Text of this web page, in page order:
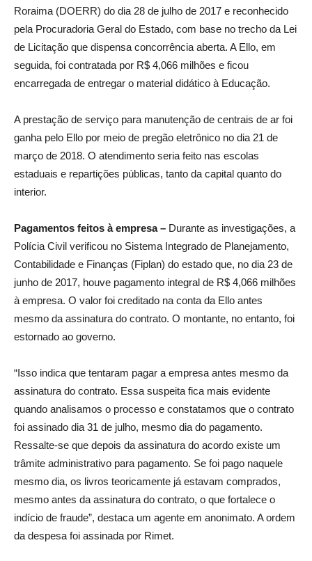
Roraima (DOERR) do dia 28 de julho de 2017 e reconhecido
pela Procuradoria Geral do Estado, com base no trecho da Lei
de Licitação que dispensa concorrência aberta. A Ello, em
seguida, foi contratada por R$ 4,066 milhões e ficou
encarregada de entregar o material didático à Educação.
A prestação de serviço para manutenção de centrais de ar foi
ganha pelo Ello por meio de pregão eletrônico no dia 21 de
março de 2018. O atendimento seria feito nas escolas
estaduais e repartições públicas, tanto da capital quanto do
interior.
Pagamentos feitos à empresa – Durante as investigações, a
Polícia Civil verificou no Sistema Integrado de Planejamento,
Contabilidade e Finanças (Fiplan) do estado que, no dia 23 de
junho de 2017, houve pagamento integral de R$ 4,066 milhões
à empresa. O valor foi creditado na conta da Ello antes
mesmo da assinatura do contrato. O montante, no entanto, foi
estornado ao governo.
“Isso indica que tentaram pagar a empresa antes mesmo da
assinatura do contrato. Essa suspeita fica mais evidente
quando analisamos o processo e constatamos que o contrato
foi assinado dia 31 de julho, mesmo dia do pagamento.
Ressalte-se que depois da assinatura do acordo existe um
trâmite administrativo para pagamento. Se foi pago naquele
mesmo dia, os livros teoricamente já estavam comprados,
mesmo antes da assinatura do contrato, o que fortalece o
indício de fraude”, destaca um agente em anonimato. A ordem
da despesa foi assinada por Rimet.